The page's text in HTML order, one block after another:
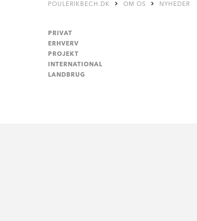
POULERIKBECH.DK OM OS NYHEDER
PRIVAT
ERHVERV
PROJEKT
INTERNATIONAL
LANDBRUG